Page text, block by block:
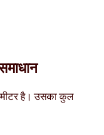
है। उसका कुल